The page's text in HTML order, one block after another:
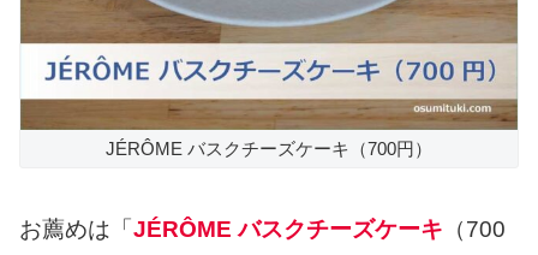
JÉRÔME バスクチーズケーキ（700円）
お薦めは「JÉRÔME バスクチーズケーキ （700